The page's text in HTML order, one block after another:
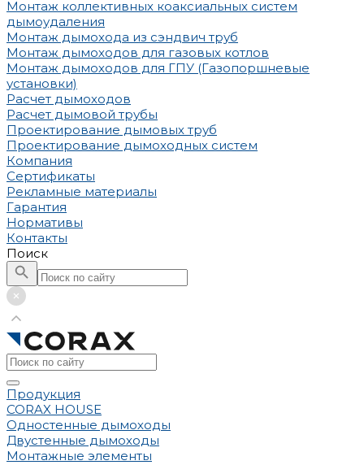
Монтаж коллективных коаксиальных систем
дымоудаления
Монтаж дымохода из сэндвич труб
Монтаж дымоходов для газовых котлов
Монтаж дымоходов для ГПУ (Газопоршневые
установки)
Расчет дымоходов
Расчет дымовой трубы
Проектирование дымовых труб
Проектирование дымоходных систем
Компания
Сертификаты
Рекламные материалы
Гарантия
Нормативы
Контакты
Поиск
Продукция
CORAX HOUSE
Одностенные дымоходы
Двустенные дымоходы
Монтажные элементы